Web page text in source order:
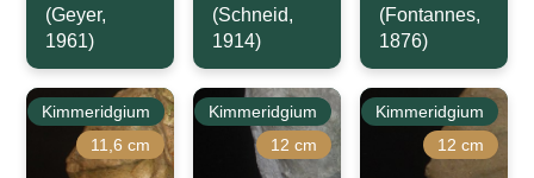
(Geyer,
1961)
(Schneid,
1914)
(Fontannes,
1876)
Kimmeridgium
11,6 cm
Kimmeridgium
12 cm
Kimmeridgium
12 cm